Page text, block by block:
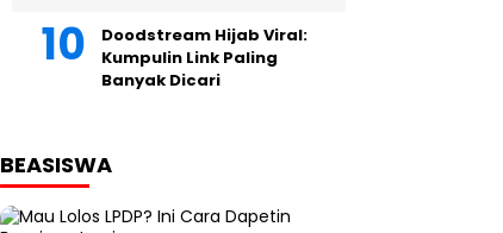
Doodstream Hijab Viral:
Kumpulin Link Paling
Banyak Dicari
BEASISWA